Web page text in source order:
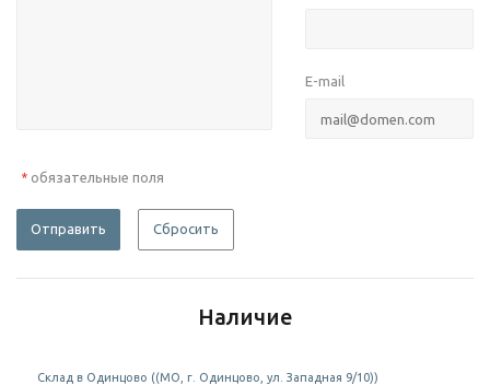
E-mail
* обязательные поля
Отправить Сбросить
Наличие
Склад в Одинцово ((МО, г. Одинцово, ул. Западная 9/10))